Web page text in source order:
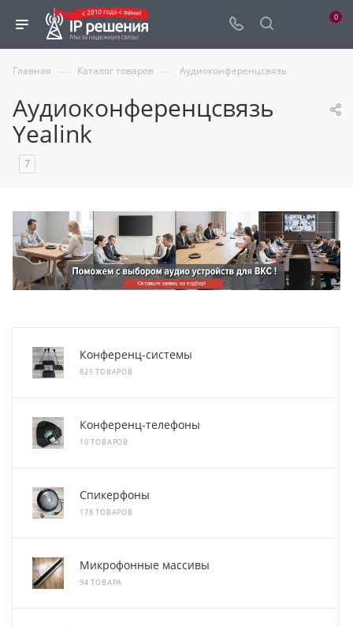
0
Главная — Каталог товаров — Аудиоконференцсвязь
Аудиоконференцсвязь
Yealink
7
Конференц-системы
825 ТОВАРОВ
Конференц-телефоны
10 ТОВАРОВ
Спикерфоны
178 ТОВАРОВ
Микрофонные массивы
94 ТОВАРА